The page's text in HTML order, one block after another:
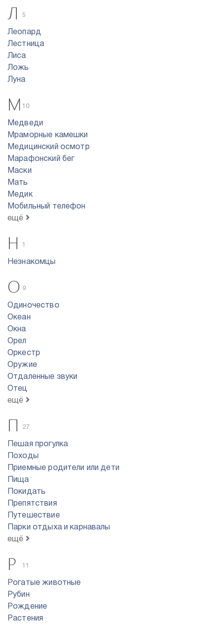
Л 5
Леопард
Лестница
Лиса
Ложь
Луна
М 10
Медведи
Мраморные камешки
Медицинский осмотр
Марафонский бег
Маски
Мать
Медик
Мобильный телефон
ещё
Н 1
Незнакомцы
О 9
Одиночество
Океан
Окна
Орел
Оркестр
Оружие
Отдаленные звуки
Отец
ещё
П 27
Пешая прогулка
Походы
Приемные родители или дети
Пища
Покидать
Препятствия
Путешествие
Парки отдыха и карнавалы
ещё
Р 11
Рогатые животные
Рубин
Рождение
Растения